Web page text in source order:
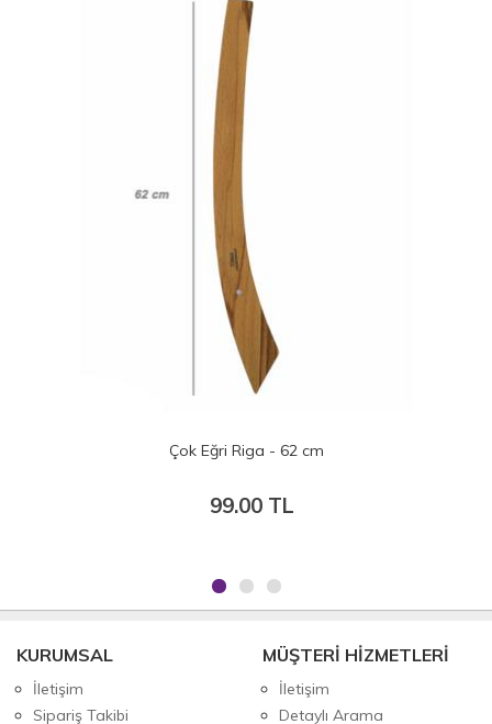
Çok Eğri Riga - 62 cm
99.00 TL
KURUMSAL
İletişim
Sipariş Takibi
MÜŞTERİ HİZMETLERİ
İletişim
Detaylı Arama